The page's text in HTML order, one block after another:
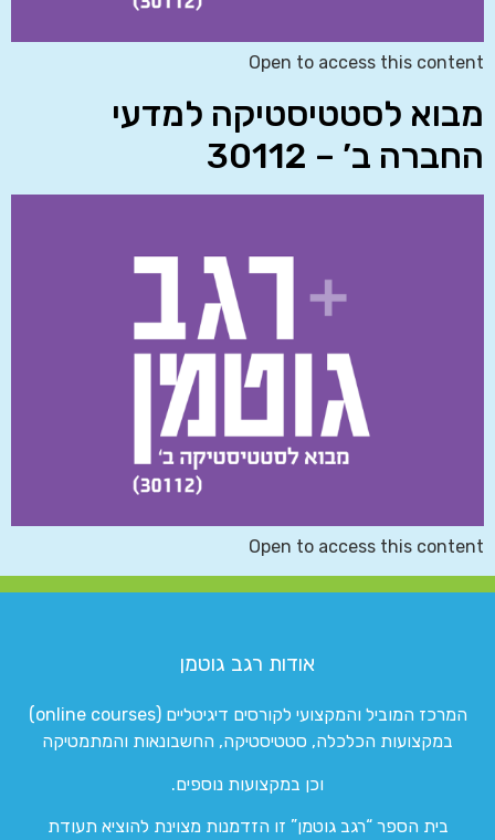
Open to access this content
מבוא לסטטיסטיקה למדעי
החברה ב’ – 30112
Open to access this content
אודות רגב גוטמן
המרכז המוביל והמקצועי לקורסים דיגיטליים (online courses)
במקצועות הכלכלה, סטטיסטיקה, החשבונאות והמתמטיקה
וכן במקצועות נוספים.
בית הספר “רגב גוטמן” זו הזדמנות מצוינת להוציא תעודת